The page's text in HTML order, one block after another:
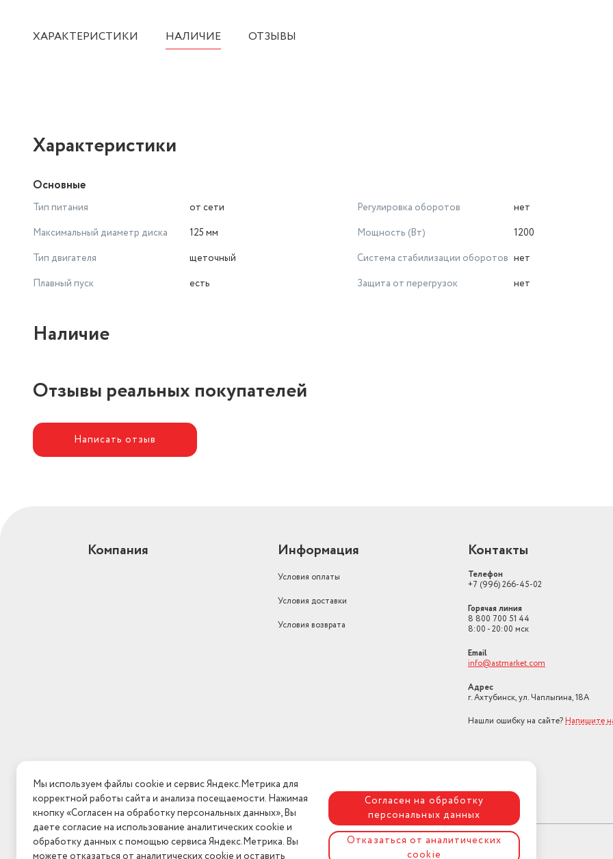
ХАРАКТЕРИСТИКИ НАЛИЧИЕ ОТЗЫВЫ
Характеристики
Основные
Тип питания
от сети
Максимальный диаметр диска
125 мм
Тип двигателя
щеточный
Плавный пуск
есть
Регулировка оборотов
нет
Мощность (Вт)
1200
Система стабилизации оборотов нет
Защита от перегрузок
нет
Наличие
Отзывы реальных покупателей
Написать отзыв
Компания Информация
Условия оплаты
Условия доставки
Условия возврата
Контакты
Телефон
+7 (996) 266-45-02
Горячая линия
8 800 700 51 44
8:00 - 20:00 мск
Email
info@astmarket.com
Адрес
г. Ахтубинск, ул. Чаплыгина, 18А
Нашли ошибку на сайте? Напишите
Мы используем файлы cookie и сервис Яндекс.Метрика для
корректной работы сайта и анализа посещаемости. Нажимая
кнопку «Согласен на обработку персональных данных», Вы
даете согласие на использование аналитических cookie и
обработку данных с помощью сервиса Яндекс.Метрика. Вы
можете отказаться от аналитических cookie и оставить
Согласен на обработку
персональных данных
Отказаться от аналитических
cookie